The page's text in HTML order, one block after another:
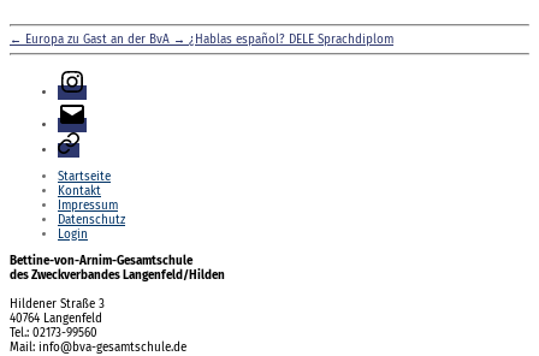
← Europa zu Gast an der BvA → ¿Hablas español? DELE Sprachdiplom
Instagram
E-
Mail
Login
Startseite
Kontakt
Impressum
Datenschutz
Login
Bettine-von-Arnim-Gesamtschule
des Zweckverbandes Langenfeld/Hilden
Hildener Straße 3
40764 Langenfeld
Tel.: 02173-99560
Mail: info@bva-gesamtschule.de